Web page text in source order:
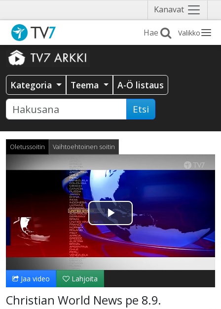
Kanavat Näytä
valikko
Valikko
Kategoria Teema A-Ö listaus
Etsi
Oletussoitin Vaihtoehtoinen soitin
Toista
Video
Jaa video Lahjoita
Christian World News pe 8.9.